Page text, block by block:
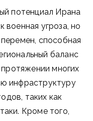
потенциал Ирана
военная угроза, но
способная
баланс
многих
инфраструктуру
таких как
Кроме того,